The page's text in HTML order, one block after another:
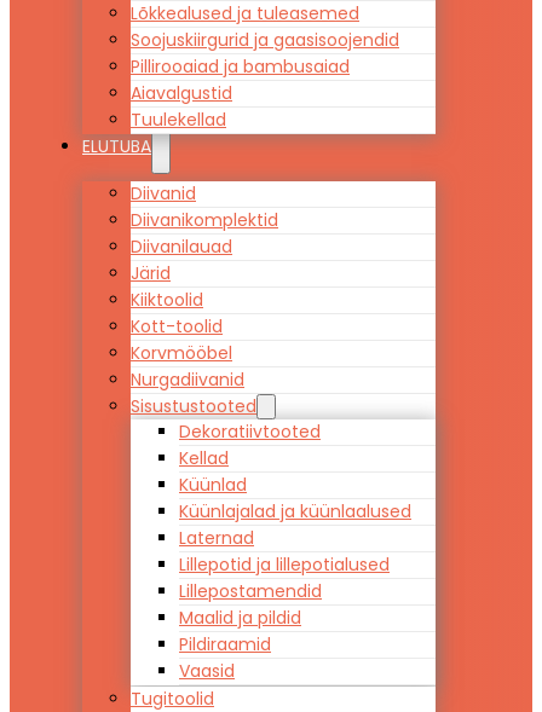
Lõkkealused ja tuleasemed
Soojuskiirgurid ja gaasisoojendid
Pillirooaiad ja bambusaiad
Aiavalgustid
Tuulekellad
ELUTUBA
Diivanid
Diivanikomplektid
Diivanilauad
Järid
Kiiktoolid
Kott-toolid
Korvmööbel
Nurgadiivanid
Sisustustooted
Dekoratiivtooted
Kellad
Küünlad
Küünlajalad ja küünlaalused
Laternad
Lillepotid ja lillepotialused
Lillepostamendid
Maalid ja pildid
Pildiraamid
Vaasid
Tugitoolid